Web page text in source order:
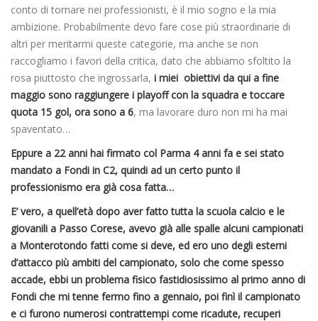
conto di tornare nei professionisti, è il mio sogno e la mia
ambizione. Probabilmente devo fare cose più straordinarie di
altri per meritarmi queste categorie, ma anche se non
raccogliamo i favori della critica, dato che abbiamo sfoltito la
rosa piuttosto che ingrossarla, i miei obiettivi da qui a fine
maggio sono raggiungere i playoff con la squadra e toccare
quota 15 gol, ora sono a 6, ma lavorare duro non mi ha mai
spaventato…
Eppure a 22 anni hai firmato col Parma 4 anni fa e sei stato
mandato a Fondi in C2, quindi ad un certo punto il
professionismo era già cosa fatta…
E’ vero, a quell’età dopo aver fatto tutta la scuola calcio e le
giovanili a Passo Corese, avevo già alle spalle alcuni campionati
a Monterotondo fatti come si deve, ed ero uno degli esterni
d’attacco più ambiti del campionato, solo che come spesso
accade, ebbi un problema fisico fastidiosissimo al primo anno di
Fondi che mi tenne fermo fino a gennaio, poi finì il campionato
e ci furono numerosi contrattempi come ricadute, recuperi